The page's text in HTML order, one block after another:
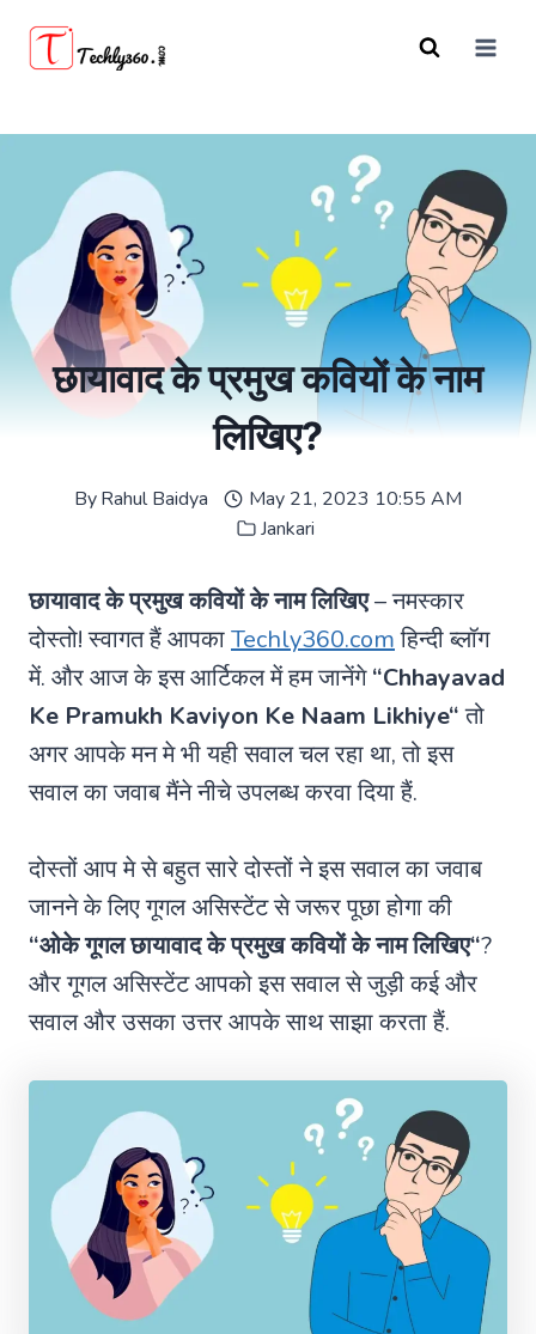
छायावाद के प्रमुख कवियों के नाम
लिखिए?
ByRahul Baidya
May 21, 2023 10:55 AM
Jankari
छायावाद के प्रमुख कवियों के नाम लिखिए– नमस्कार
दोस्तो! स्वागत हैं आपकाTechly360.comहिन्दी ब्लॉग
में. और आज के इस आर्टिकल में हम जानेंगे“Chhayavad
Ke Pramukh Kaviyon Ke Naam Likhiye“तो
अगर आपके मन मे भी यही सवाल चल रहा था, तो इस
सवाल का जवाब मैंने नीचे उपलब्ध करवा दिया हैं.
दोस्तों आप मे से बहुत सारे दोस्तों ने इस सवाल का जवाब
जानने के लिए गूगल असिस्टेंट से जरूर पूछा होगा की
“ओके गूगलछायावाद के प्रमुख कवियों के नाम लिखिए“?
और गूगल असिस्टेंट आपको इस सवाल से जुड़ी कई और
सवाल और उसका उत्तर आपके साथ साझा करता हैं.